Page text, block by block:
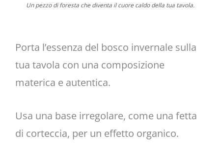
Un pezzo di foresta che diventa il cuore caldo della tua tavola.
Porta l’essenza del bosco invernale sulla
tua tavola con una composizione
materica e autentica.
Usa una base irregolare, come una fetta
di corteccia, per un effetto organico.